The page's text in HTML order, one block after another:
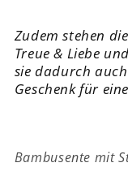
Zudem stehen
Treue & Liebe
sie dadurch
Geschenk für
Bambusente mit